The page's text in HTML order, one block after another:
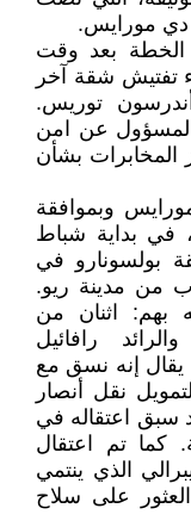
دي مورايس.
الخطة بعد وقت
تفتيش شقة آخر
توريس.
المسؤول عن امن
المخابرات بشأن
وبموافقة
في بداية شباط
شقة بولسونارو في
من مدينة ريو.
بهم: اثنان من
رافائيل
يقال إنه نسق مع
نقل أنصار
سبق اعتقاله في
كما تم اعتقال
الذي ينتمي
على سلاح